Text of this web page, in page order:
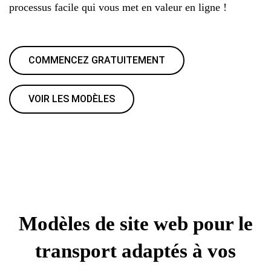
processus facile qui vous met en valeur en ligne !
COMMENCEZ GRATUITEMENT
VOIR LES MODÈLES
Modèles de site web pour le
transport adaptés à vos